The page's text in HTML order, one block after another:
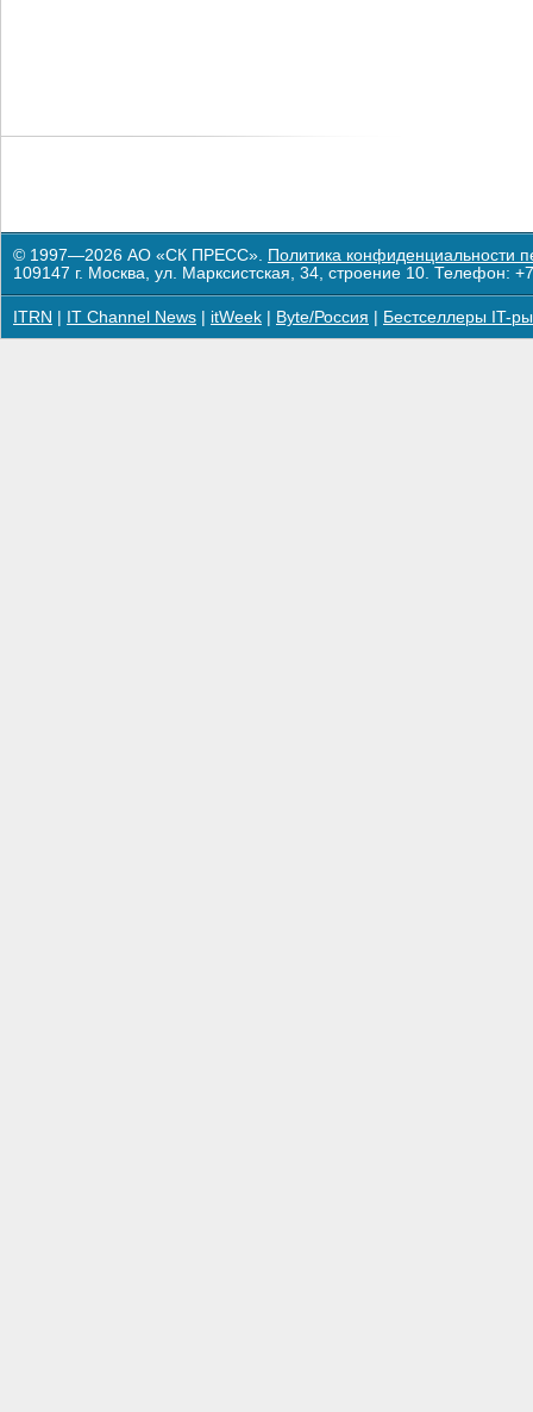
© 1997—2026 АО «СК ПРЕСС». Политика конфиденциальности
109147 г. Москва, ул. Марксистская, 34, строение 10. Телефон:
ITRN IT Channel News itWeek Byte/Россия Бестселлеры IT-